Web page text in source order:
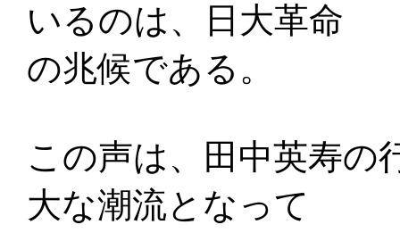
いるのは、日大革命
の兆候である。
この声は、田中英寿の
大な潮流となって